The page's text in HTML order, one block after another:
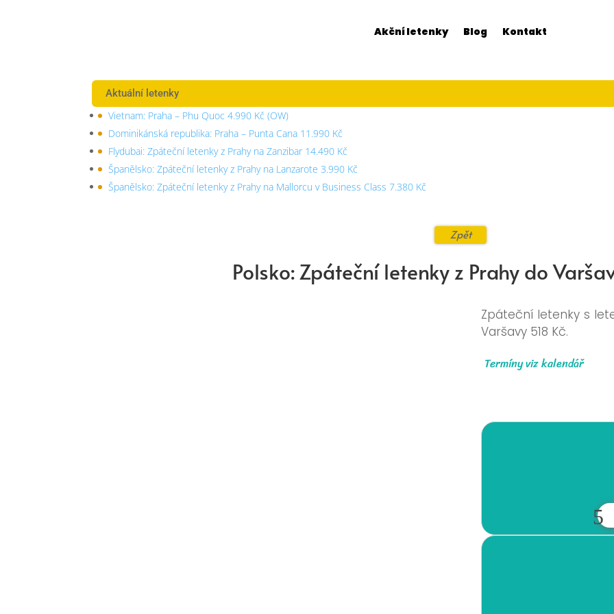
Akční letenky Blog Kontakt
Aktuální letenky
Vietnam: Praha – Phu Quoc 4.990 Kč (OW)
Dominikánská republika: Praha – Punta Cana 11.990 Kč
Flydubai: Zpáteční letenky z Prahy na Zanzibar 14.490 Kč
Španělsko: Zpáteční letenky z Prahy na Lanzarote 3.990 Kč
Španělsko: Zpáteční letenky z Prahy na Mallorcu v Business Class 7.380 Kč
Zpět
Polsko: Zpáteční letenky z Prahy do
Zpáteční letenky s
Varšavy 518 Kč.
Termíny viz kalendář